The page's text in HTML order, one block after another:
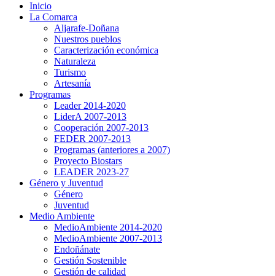
Inicio
La Comarca
Aljarafe-Doñana
Nuestros pueblos
Caracterización económica
Naturaleza
Turismo
Artesanía
Programas
Leader 2014-2020
LiderA 2007-2013
Cooperación 2007-2013
FEDER 2007-2013
Programas (anteriores a 2007)
Proyecto Biostars
LEADER 2023-27
Género y Juventud
Género
Juventud
Medio Ambiente
MedioAmbiente 2014-2020
MedioAmbiente 2007-2013
Endoñánate
Gestión Sostenible
Gestión de calidad